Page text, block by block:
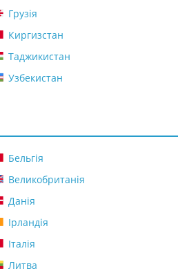
Грузія
Киргизстан
Таджикистан
Узбекистан
Бельгія
Великобританія
Данія
Ірландія
Італія
Литва